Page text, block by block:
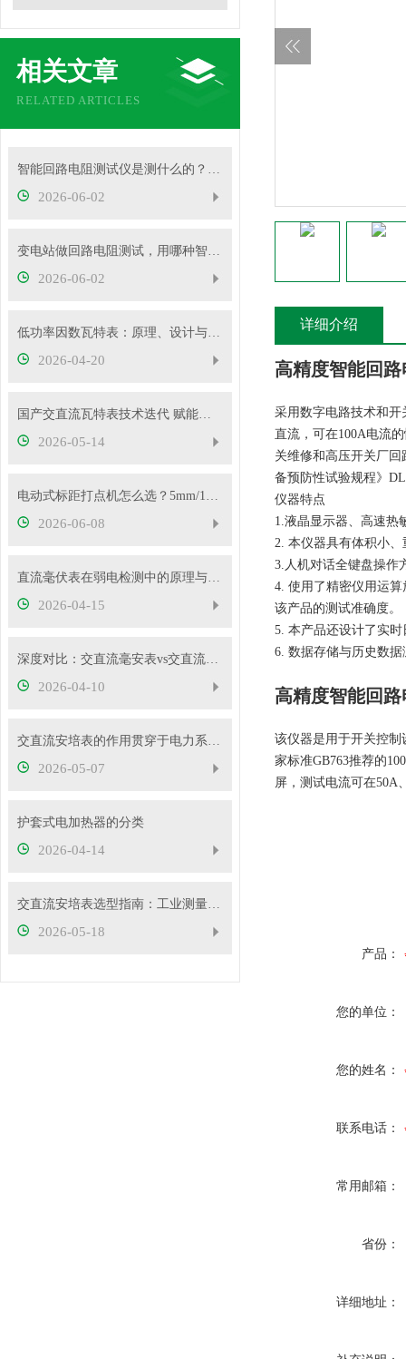
相关文章
RELATED ARTICLES
智能回路电阻测试仪是测什么的？主要用途有哪些？
2026-06-02
变电站做回路电阻测试，用哪种智能测试仪更靠谱？
2026-06-02
低功率因数瓦特表：原理、设计与应用
2026-04-20
国产交直流瓦特表技术迭代 赋能电力精准计量与能效管理
2026-05-14
电动式标距打点机怎么选？5mm/10mm 标距怎么挑？
2026-06-08
直流毫伏表在弱电检测中的原理与性能优势
2026-04-15
深度对比：交直流毫安表vs交直流安培表vs交直流伏特表
2026-04-10
交直流安培表的作用贯穿于电力系统的方方面面
2026-05-07
护套式电加热器的分类
2026-04-14
交直流安培表选型指南：工业测量如何选对型号
2026-05-18
详细介绍
高精度智能回
采用数字电路技术和开
直流，可在100A电流
关维修和高压开关厂回
备预防性试验规程》
仪器特点
1.液晶显示器、高速热
2. 本仪器具有体积小
3.人机对话全键盘操作
4. 使用了精密仪用运
该产品的测试准确度。
5. 本产品还设计了实
6. 数据存储与历史数
高精度智能回
该仪器是用于开关控
家标准GB763推荐的
屏，测试电流可在50A
产品：
您的单位：
您的姓名：
联系电话：
常用邮箱：
省份：
详细地址：